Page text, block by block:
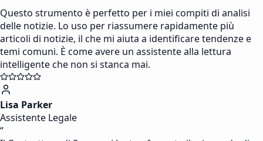
Questo strumento è perfetto per i miei compiti di analisi
delle notizie. Lo uso per riassumere rapidamente più
articoli di notizie, il che mi aiuta a identificare tendenze e
temi comuni. È come avere un assistente alla lettura
intelligente che non si stanca mai.
Lisa Parker
Assistente Legale
“